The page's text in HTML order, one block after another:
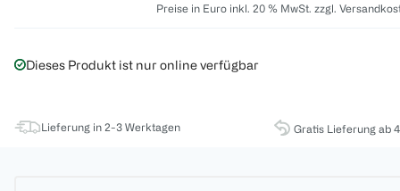
Preise in Euro inkl. 20 % MwSt. zzgl.
Dieses Produkt ist nur online verfügbar
Lieferung in 2-3 Werktagen Gratis Lieferung ab